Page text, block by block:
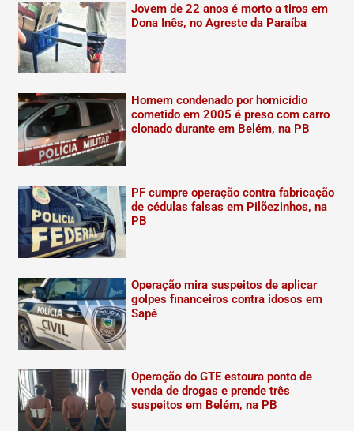
Jovem de 22 anos é morto a tiros em
Dona Inês, no Agreste da Paraíba
Homem condenado por homicídio
cometido em 2005 é preso com carro
clonado durante em Belém, na PB
PF cumpre operação contra fabricação
de cédulas falsas em Pilõezinhos, na
PB
Operação mira suspeitos de aplicar
golpes financeiros contra idosos em
Sapé
Operação do GTE estoura ponto de
venda de drogas e prende três
suspeitos em Belém, na PB